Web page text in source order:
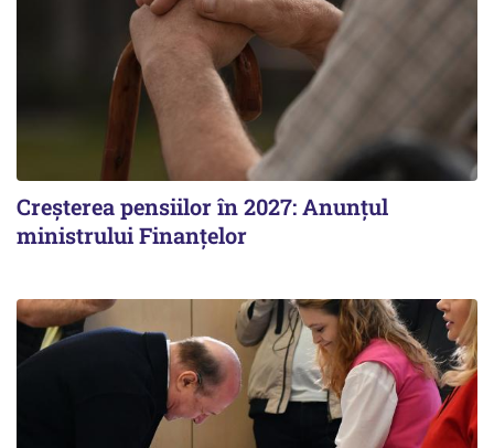
Creșterea pensiilor în 2027: Anunțul
ministrului Finanțelor